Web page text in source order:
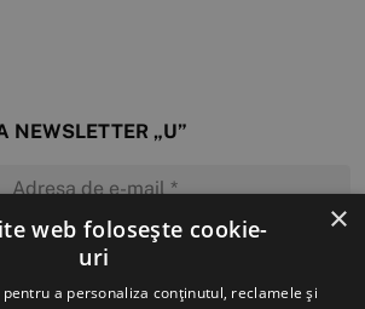
NEWSLETTER „U”
MĂ ABONEZ
×
web folosește cookie-
uri
a personaliza conținutul, reclamele și